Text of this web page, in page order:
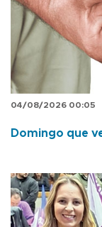
04/08/2026 00:05
Domingo que